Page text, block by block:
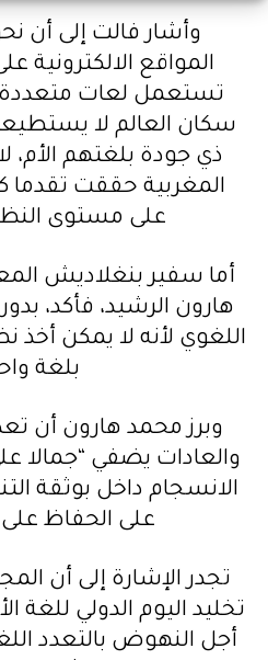
المواقع الالكترونية
سكان العالم لا
ذي جودة بلغتهم الأم،
المغربية حققت تقدما
على مستوى
أما سفير بنغلاديش
هارون الرشيد، فأكد،
اللغوي لأنه لا يمكن أخذ
بلغة
وبرز محمد هارون أن
والعادات يضفي “جمالا
الانسجام داخل بوثقة
على الحفاظ
تجدر الإشارة إلى أن
أجل النهوض بالتعدد